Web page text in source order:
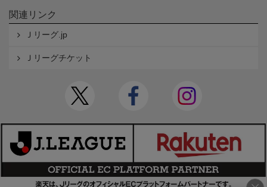
関連リンク
Ｊリーグ.jp
Ｊリーグチケット